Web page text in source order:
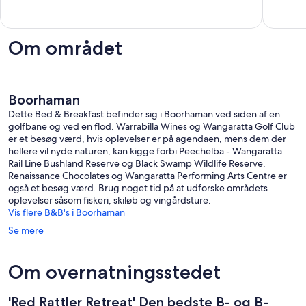
Corowa
Om området
Boorhaman
Dette Bed & Breakfast befinder sig i Boorhaman ved siden af en
golfbane og ved en flod. Warrabilla Wines og Wangaratta Golf Club
er et besøg værd, hvis oplevelser er på agendaen, mens dem der
hellere vil nyde naturen, kan kigge forbi Peechelba - Wangaratta
Rail Line Bushland Reserve og Black Swamp Wildlife Reserve.
Renaissance Chocolates og Wangaratta Performing Arts Centre er
også et besøg værd. Brug noget tid på at udforske områdets
oplevelser såsom fiskeri, skiløb og vingårdsture.
Vis flere B&B's i Boorhaman
Se mere
Om overnatningsstedet
'Red Rattler Retreat' Den bedste B- og B-